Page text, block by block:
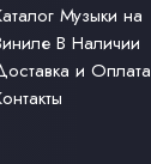
Музыки на
В Наличии
и Оплата